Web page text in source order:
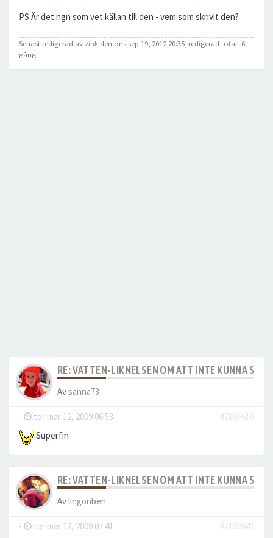
PS Är det ngn som vet källan till den - vem som skrivit den?
Senast redigerad av zink den ons sep 19, 2012 20:35, redigerad totalt 6
gång.
RE: VATTEN-LIKNELSEN OM ATT INTE KUNNA
Avsanna73
- tor mar 12, 2009 06:53
#7186610
Superfin
RE: VATTEN-LIKNELSEN OM ATT INTE KUNNA
Avlingonben
- tor mar 12, 2009 07:41
#7186643